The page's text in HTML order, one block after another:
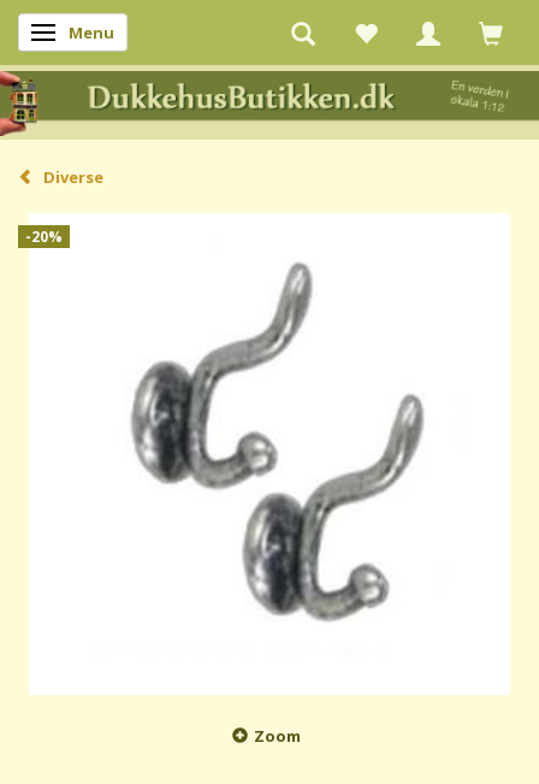
Skifte navigation
Menu
Diverse
-20%
Zoom